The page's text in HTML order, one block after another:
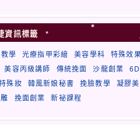
資訊標籤
學 光療指甲彩繪 美容學科
特殊效
美容丙級講師 傳統挽面 沙龍創業
殊妝 韓風新娘秘書 挽臉教學
凝膠
挽面創業 新祕課程